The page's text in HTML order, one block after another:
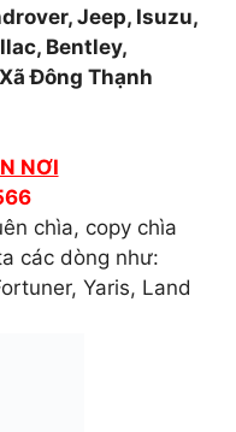
Jeep, Isuzu,
Bentley,
Đông Thạnh
NƠI
chìa, copy chìa
các dòng như:
Yaris, Land